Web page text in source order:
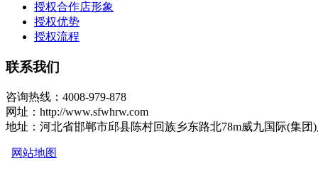
授权合作店形象
授权优势
授权流程
联系我们
咨询热线：4008-979-878
网址：http://www.sfwhrw.com
地址：河北省邯郸市邱县陈村回族乡东路北78m威九国际(集团
网站地图